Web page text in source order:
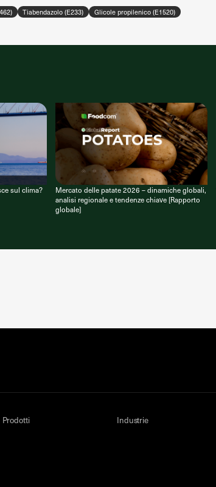
Tiabendazolo (E233) Glicole propilenico (E1520)
sul clima?
Mercato delle patate 2026 – dinamiche globali,
analisi regionale e tendenze chiave [Rapporto
globale]
Prodotti Industrie